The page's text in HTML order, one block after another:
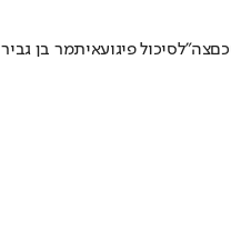
צה"לסיכול פיגועאיתמר בן גביר